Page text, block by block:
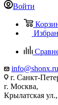
Войти
info@shonx.ru
г. Санкт-
г. Москва,
Крылатская